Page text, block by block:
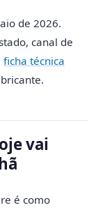
de 2026.
canal de
ficha técnica
vai
é como